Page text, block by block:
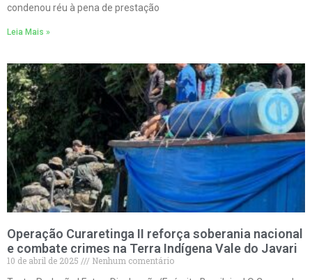
condenou réu à pena de prestação
Leia Mais »
Operação Curaretinga II reforça soberania nacional
e combate crimes na Terra Indígena Vale do Javari
10 de abril de 2025
Nenhum comentário